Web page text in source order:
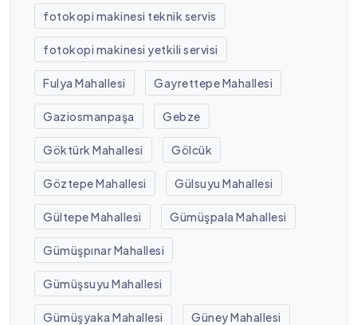
fotokopi makinesi teknik servis
fotokopi makinesi yetkili servisi
Fulya Mahallesi Gayrettepe Mahallesi
Gaziosmanpaşa Gebze
Göktürk Mahallesi Gölcük
Göztepe Mahallesi Gülsuyu Mahallesi
Gültepe Mahallesi Gümüşpala Mahallesi
Gümüşpınar Mahallesi
Gümüşsuyu Mahallesi
Gümüşyaka Mahallesi Güney Mahallesi